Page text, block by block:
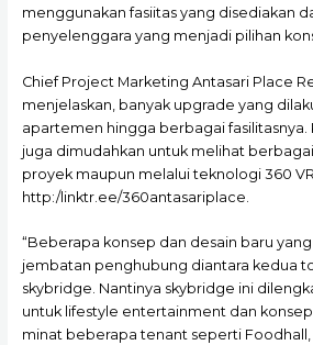
menggunakan fasiitas yang disediakan
penyelenggara yang menjadi pilihan
Chief Project Marketing Antasari Place
menjelaskan, banyak upgrade yang
apartemen hingga berbagai fasilitasnya.
juga dimudahkan untuk melihat
proyek maupun melalui teknologi 360
http:/linktr.ee/360antasariplace.
“Beberapa konsep dan desain baru
jembatan penghubung diantara kedua
skybridge. Nantinya skybridge ini
untuk lifestyle entertainment dan
minat beberapa tenant seperti Foodhall,